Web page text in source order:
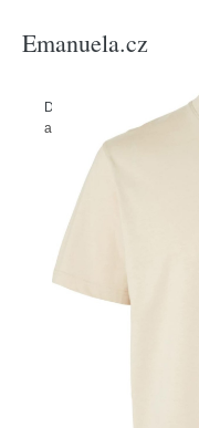
Emanuela.cz
Domů Muži/
antracitová